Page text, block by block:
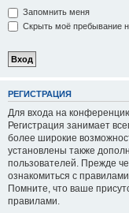
Запомнить меня
Скрыть моё пребывание
РЕГИСТРАЦИЯ
Для входа на
Регистрация занимает
более широкие
установлены также
пользователей. Прежде
ознакомиться с
Помните, что ваше
правилами.